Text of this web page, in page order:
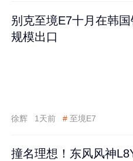
别克至境E7十月在韩
规模出口
徐辉 1天前 # 至境E7
撞名理想！东风风神